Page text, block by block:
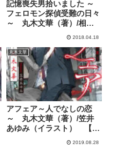
記憶喪失男拾いました ～
フェロモン探偵受難の日々
～ 丸木文華（著）/相葉
2018.04.18
丸木文華
アフェア～人でなしの恋
～ 丸木文華（著）/笠井
あゆみ（イラスト） 【小
2019.08.28